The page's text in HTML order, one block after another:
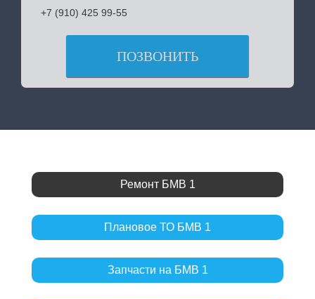
+7 (910) 425 99-55
ПОЗВОНИТЬ
Ремонт БМВ 1
Плановое ТО БМВ 1
Запчасти на БМВ 1